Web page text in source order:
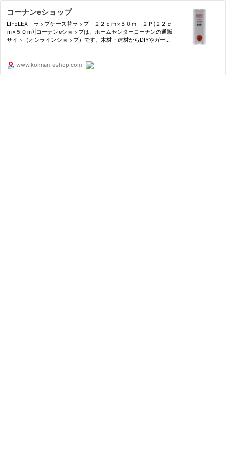
コーナンeショップ
LIFELEX ラップケース替ラップ ２２ｃｍ×５０ｍ ２Ｐ(２２ｃ
ｍ×５０ｍ)|コーナンeショップは、ホームセンターコーナンの通販
サイト（オンラインショップ）です。木材・建材からDIYやガーデ
www.kohnan-eshop.com